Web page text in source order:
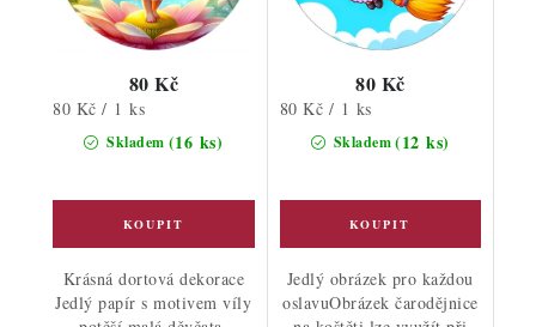
Skladem (16 ks)
80 Kč
Měrná
cena:
80 Kč / 1 ks
Krásná dortová dekorace
Jedlý papír s motivem víly
Skladem(12 ks)
80 Kč
Měrná
cena:
80 Kč / 1 ks
Jedlý obrázek pro každou
oslavuObrázek čarodějnice